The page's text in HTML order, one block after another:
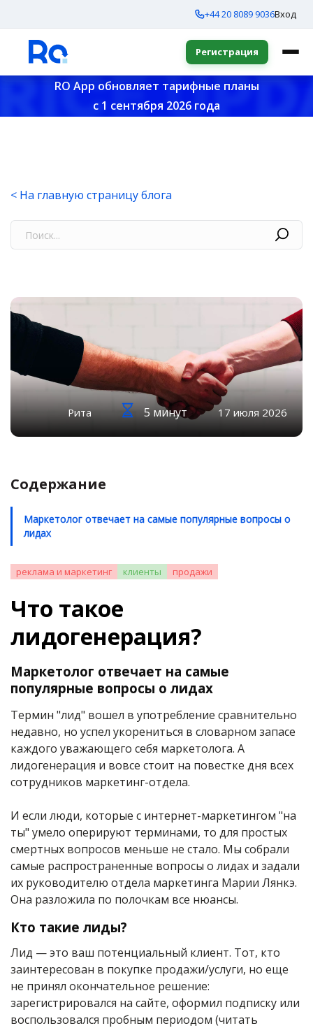
+44 20 8089 9036Вход
Регистрация
RO App обновляет тарифные планы
с 1 сентября 2026 года
< На главную страницу блога
Рита 5 минут 17 июля 2026
Содержание
Маркетолог отвечает на самые популярные вопросы о
лидах
реклама и маркетинг клиенты продажи
Что такое
лидогенерация?
Маркетолог отвечает на самые
популярные вопросы о лидах
Термин "лид" вошел в употребление сравнительно
недавно, но успел укорениться в словарном запасе
каждого уважающего себя маркетолога. А
лидогенерация и вовсе стоит на повестке дня всех
сотрудников маркетинг-отдела.
И если люди, которые с интернет-маркетингом "на
ты" умело оперируют терминами, то для простых
смертных вопросов меньше не стало. Мы собрали
самые распространенные вопросы о лидах и задали
их руководителю отдела маркетинга Марии Лянкэ.
Она разложила по полочкам все нюансы.
Кто такие лиды?
Лид — это ваш потенциальный клиент. Тот, кто
заинтересован в покупке продажи/услуги, но еще
не принял окончательное решение:
зарегистрировался на сайте, оформил подписку или
воспользовался пробным периодом (читать